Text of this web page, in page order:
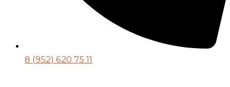
8 (952) 620 75 11